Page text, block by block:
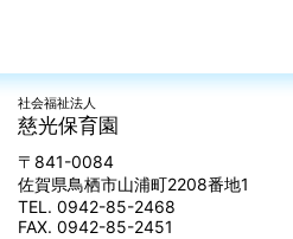
社会福祉法人
慈光保育園
〒841-0084
佐賀県鳥栖市山浦町2208番地1
TEL. 0942-85-2468
FAX. 0942-85-2451